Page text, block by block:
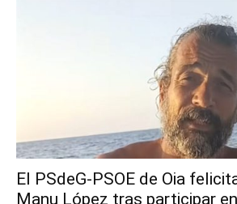
El PSdeG-PSOE de Oia
Manu López tras participar